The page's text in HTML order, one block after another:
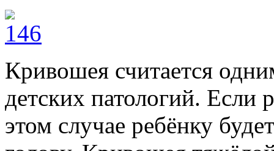
Кривошея считается
детских патологий. Если
этом случае ребёнку